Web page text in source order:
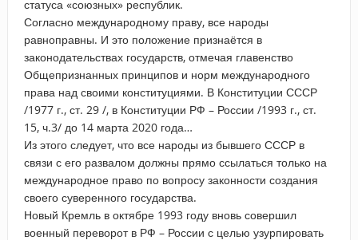
статуса «союзных» республик.
Согласно международному праву, все народы
равноправны. И это положение признаётся в
законодательствах государств, отмечая главенство
Общепризнанных принципов и норм международного
права над своими конституциями. В Конституции СССР
/1977 г., ст. 29 /, в Конституции РФ – России /1993 г., ст.
15, ч.3/ до 14 марта 2020 года…
Из этого следует, что все народы из бывшего СССР в
связи с его развалом должны прямо ссылаться только на
международное право по вопросу законности создания
своего суверенного государства.
Новый Кремль в октябре 1993 году вновь совершил
военный переворот в РФ – России с целью узурпировать